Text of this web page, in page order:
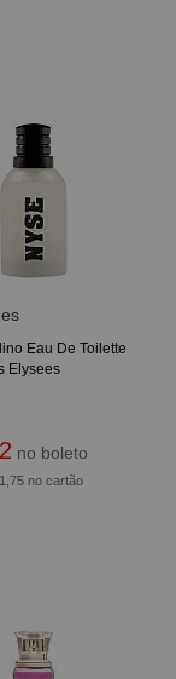
Eau De Toilette
Elysees
no boleto
no cartão